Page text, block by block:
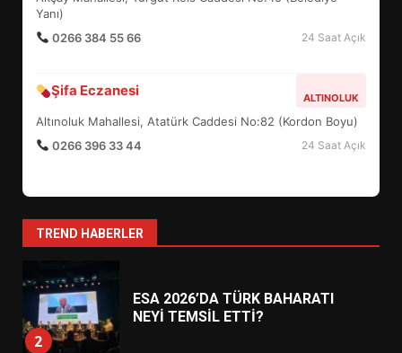
Yanı)
0266 384 55 66
24 Saat Açık
Şifa Eczanesi ALTINOLUK
Altınoluk Mahallesi, Atatürk Caddesi No:82 (Kordon Boyu)
0266 396 33 44
24 Saat Açık
TREND HABERLER
7
1
HAREKETE GEÇİYOR: GÖZLER
BULUŞMADA
2
3
EİB’DE KRİTİK ATAMA:
SÜRDÜRÜLEBİLİRLİKTE NE
DEĞİŞECEK?